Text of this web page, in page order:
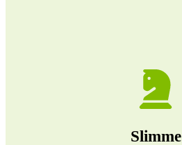
Slimme